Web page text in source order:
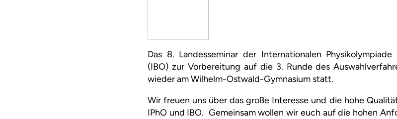
Das 8. Landesseminar der Internationalen
(IBO) zur Vorbereitung auf die 3. Runde des
wieder am Wilhelm-Ostwald-Gymnasium statt.
Wir freuen uns über das große Interesse und die hohe
IPhO und IBO. Gemeinsam wollen wir euch auf die hohen